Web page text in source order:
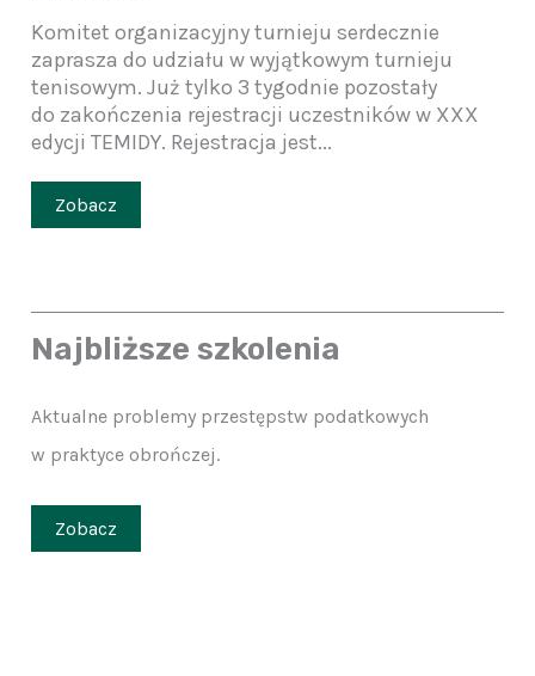
Komitet organizacyjny turnieju serdecznie
zaprasza do udziału w wyjątkowym turnieju
tenisowym. Już tylko 3 tygodnie pozostały
do zakończenia rejestracji uczestników w XXX
edycji TEMIDY. Rejestracja jest...
Zobacz
Najbliższe szkolenia
Aktualne problemy przestępstw podatkowych
w praktyce obrończej.
Zobacz